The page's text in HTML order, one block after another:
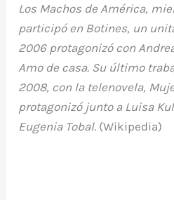
Los Machos de América,
participó en Botines, un
2006 protagonizó con
Amo de casa. Su último
2008, con la telenovela,
protagonizó junto a Luisa
Eugenia Tobal. (Wikipedia)